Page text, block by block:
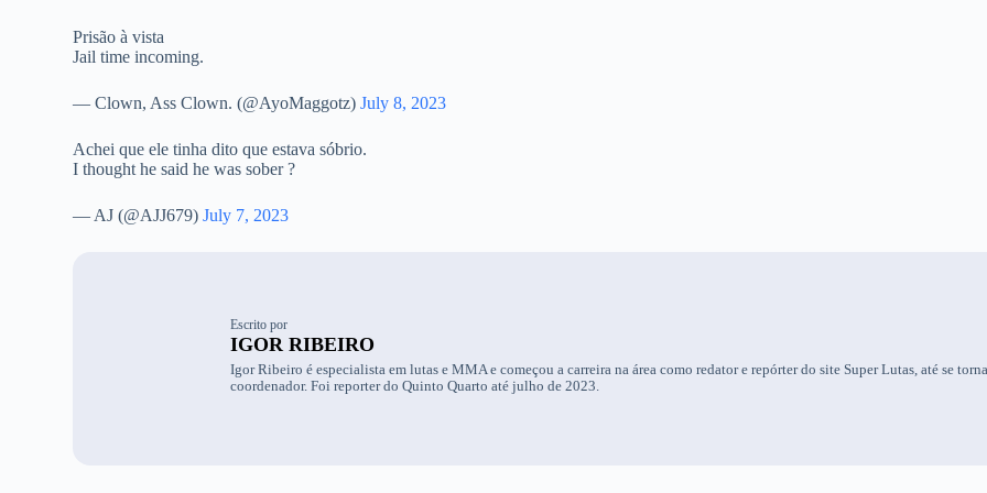
Prisão à vista
Jail time incoming.
— Clown, Ass Clown. (@AyoMaggotz)July 8, 2023
Achei que ele tinha dito que estava sóbrio.
I thought he said he was sober ?
— AJ (@AJJ679)July 7, 2023
Escrito por
IGOR RIBEIRO
Igor Ribeiro é especialista em lutas e MMA e começou a carreira na área como redator e repórter do site Super Lutas, até se
coordenador. Foi reporter do Quinto Quarto até julho de 2023.